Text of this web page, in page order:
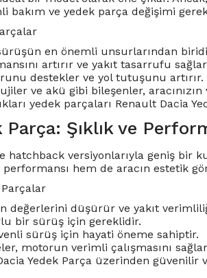
bakım ve yedek parça değişimi
en önemli unsurlarından
artırır ve yakıt tasarrufu
destekler ve yol tutuşunu artırır.
ve akü gibi bileşenler, aracınızın
yedek parçaları Renault Dacia
Parça: Şıklık ve
hatchback versiyonlarıyla geniş bir
hem de aracın estetik
değerlerini düşürür ve yakıt
bir sürüş için gereklidir.
sürüş için hayati öneme sahiptir.
motorun verimli çalışmasını
Yedek Parça üzerinden